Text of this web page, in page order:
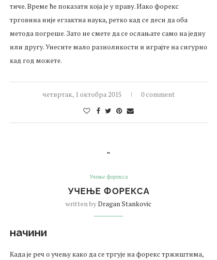
тиче. Време ће показати која је у праву. Иако форекс
трговина није егзактна наука, ретко кад се деси да оба
метода погреше. Зато не смете да се ослањате само на једну
или другу. Унесите мало разноликости и играјте на сигурно
кад год можете.
четвртак, 1 октобра 2015 0 comment
Учење форекса
УЧЕЊЕ ФОРЕКСА
written byDragan Stankovic
начини
Када је реч о учењу како да се тргује на форекс тржиштима,